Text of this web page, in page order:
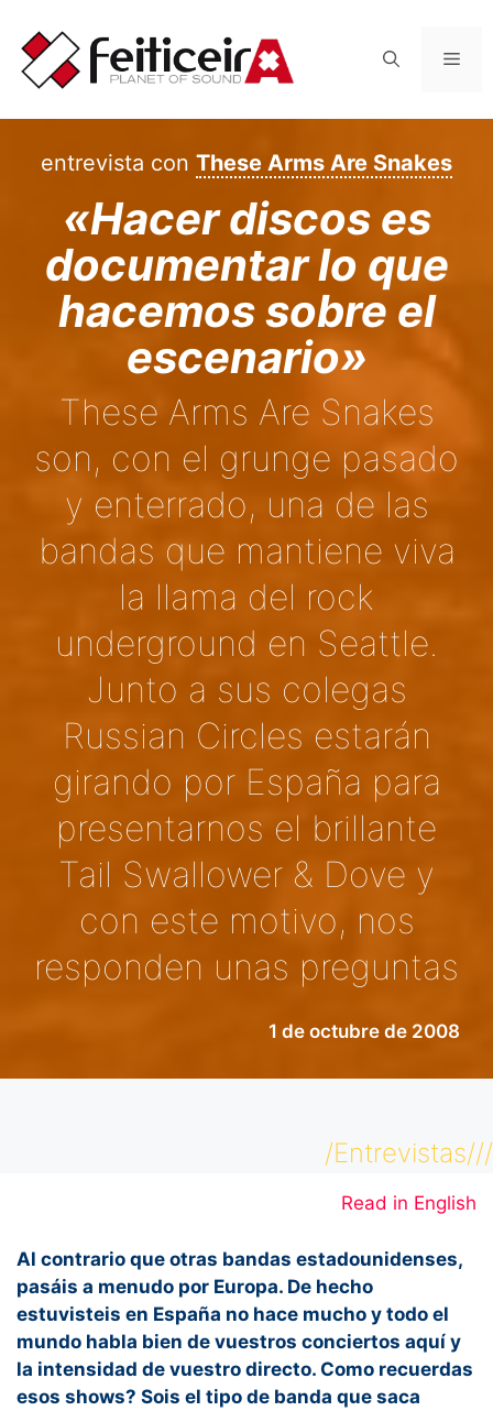
contenido
entrevista con These Arms Are Snakes
«Hacer discos es
documentar lo que
hacemos sobre el
escenario»
These Arms Are Snakes
son, con el grunge pasado
y enterrado, una de las
bandas que mantiene viva
la llama del rock
underground en Seattle.
Junto a sus colegas
Russian Circles estarán
girando por España para
presentarnos el brillante
Tail Swallower & Dove y
con este motivo, nos
responden unas preguntas
1 de octubre de 2008
/Entrevistas///
Read in English
Al contrario que otras bandas estadounidenses,
pasáis a menudo por Europa. De hecho
estuvisteis en España no hace mucho y todo el
mundo habla bien de vuestros conciertos aquí y
la intensidad de vuestro directo. Como recuerdas
esos shows? Sois el tipo de banda que saca